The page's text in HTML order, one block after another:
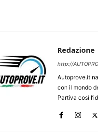
Redazione
http://
Autoprove.it
con il mondo
Partiva così